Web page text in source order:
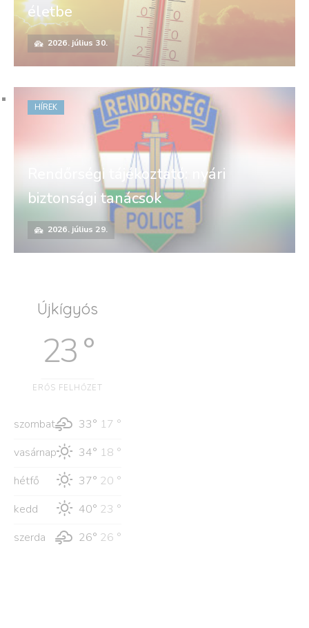
életbe
2026. július 30.
Rendőrségi tájékoztató: nyári
biztonsági tanácsok
2026. július 29.
HÍREK
Újkígyós
23 °
ERŐS FELHŐZET
szombat 33° 17 °
vasárnap
34° 18 °
hétfő
37° 20 °
kedd
40° 23 °
szerda
26° 26 °